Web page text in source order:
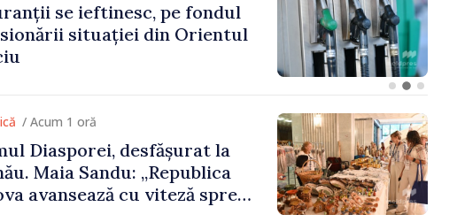
Republicii Moldova pot
burse de studii în Marea
/ Acum 1 oră
Diasporei, desfășurat la
Maia Sandu: „Republica
avansează cu viteză spre